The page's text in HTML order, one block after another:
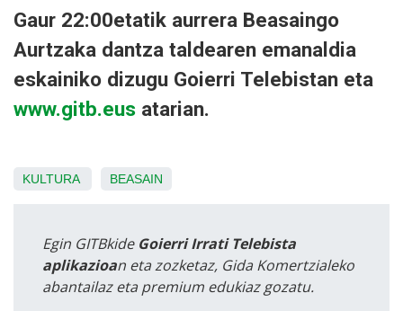
Gaur 22:00etatik aurrera Beasaingo
Aurtzaka dantza taldearen emanaldia
eskainiko dizugu Goierri Telebistan eta
www.gitb.eus atarian.
KULTURA BEASAIN
Egin GITBkide Goierri Irrati Telebista
aplikazioan eta zozketaz, Gida Komertzialeko
abantailaz eta premium edukiaz gozatu.